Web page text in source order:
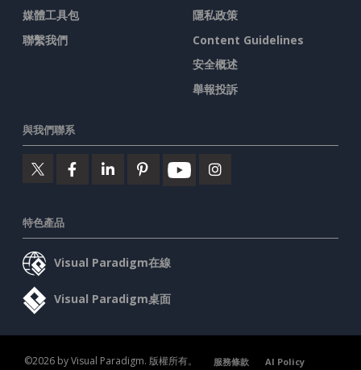
媒體工具包
聯繫我們
隱私政策
Content Guidelines
安全概述
舉報投訴
與我們聯系
特色產品
Visual Paradigm在線
Visual Paradigm桌面
©2026 by Visual Paradigm. 版權所有。 服務條款 AI Policy